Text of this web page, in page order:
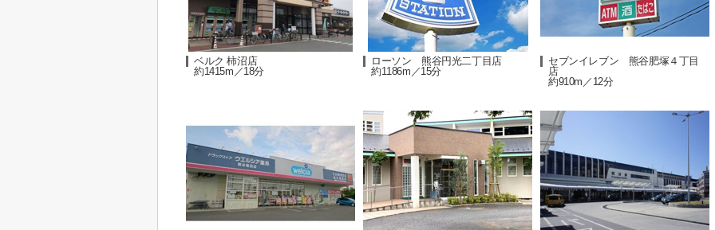
ベルク 柿沼店
約1415m／18分
ローソン 熊谷円光二丁目店
約1186m／15分
セブンイレブン 熊谷肥塚４丁目
店
約910m／12分